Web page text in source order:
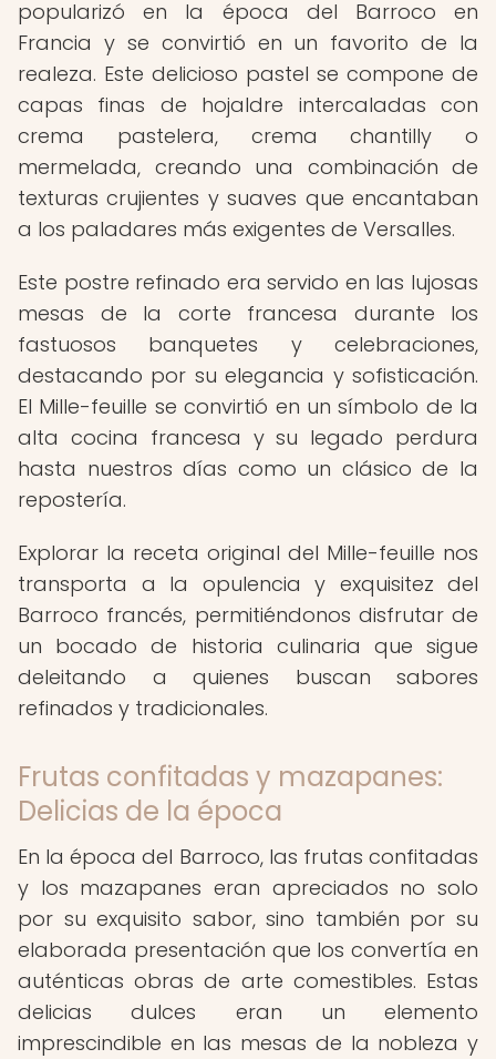
popularizó en la época del Barroco en
Francia y se convirtió en un favorito de la
realeza. Este delicioso pastel se compone de
capas finas de hojaldre intercaladas con
crema pastelera, crema chantilly o
mermelada, creando una combinación de
texturas crujientes y suaves que encantaban
a los paladares más exigentes de Versalles.
Este postre refinado era servido en las lujosas
mesas de la corte francesa durante los
fastuosos banquetes y celebraciones,
destacando por su elegancia y sofisticación.
El Mille-feuille se convirtió en un símbolo de la
alta cocina francesa y su legado perdura
hasta nuestros días como un clásico de la
repostería.
Explorar la receta original del Mille-feuille nos
transporta a la opulencia y exquisitez del
Barroco francés, permitiéndonos disfrutar de
un bocado de historia culinaria que sigue
deleitando a quienes buscan sabores
refinados y tradicionales.
Frutas confitadas y mazapanes:
Delicias de la época
En la época del Barroco, las frutas confitadas
y los mazapanes eran apreciados no solo
por su exquisito sabor, sino también por su
elaborada presentación que los convertía en
auténticas obras de arte comestibles. Estas
delicias dulces eran un elemento
imprescindible en las mesas de la nobleza y